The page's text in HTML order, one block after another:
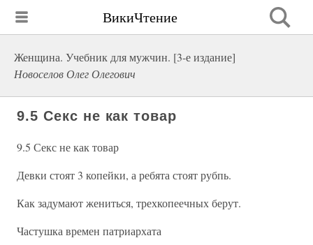
ВикиЧтение
Женщина. Учебник для мужчин. [3-е издание]
Новоселов Олег Олегович
9.5 Секс не как товар
9.5 Секс не как товар
Девки стоят 3 копейки, а ребята стоят рубпь.
Как задумают жениться, трехкопеечных берут.
Частушка времен патриархата